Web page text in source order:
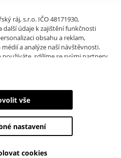
ráj, s.r.o. IČO 48171930,
další údaje k zajištění funkčnosti
obsahu a reklam,
a analýze naší návštěvnosti.
sdílíme se svými partnery
Google používá. Partneři tyto
toho, že používáte jejich
data z dalších úložišť, IP
s prohlížením webu. Svůj souhlas
vše
nastavení
cookies